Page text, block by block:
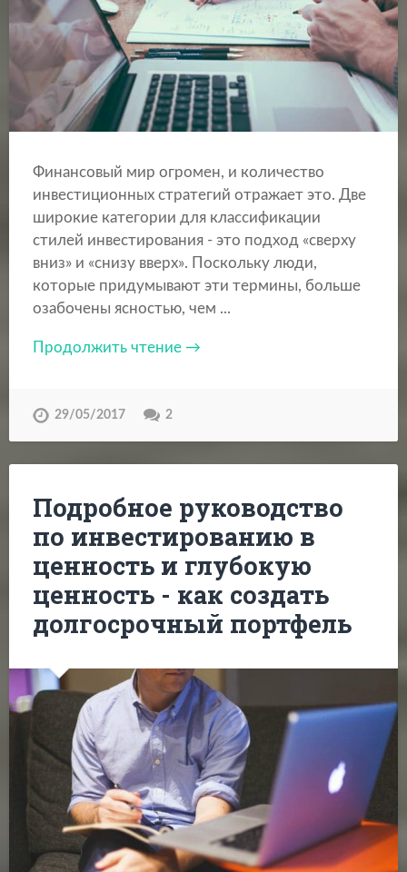
Финансовый мир огромен, и количество
инвестиционных стратегий отражает это. Две
широкие категории для классификации
стилей инвестирования - это подход «сверху
вниз» и «снизу вверх». Поскольку люди,
которые придумывают эти термины, больше
озабочены ясностью, чем ...
Продолжить чтение →
29/05/2017 2
Подробное руководство
по инвестированию в
ценность и глубокую
ценность - как создать
долгосрочный портфель